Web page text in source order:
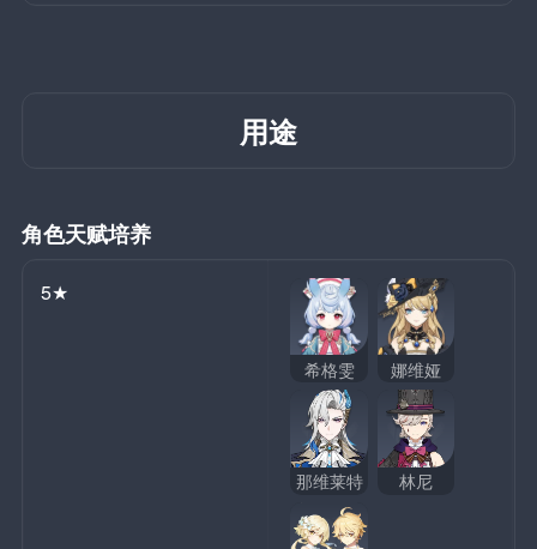
用途
角色天赋培养
5★
希格雯 娜维娅
那维莱特 林尼